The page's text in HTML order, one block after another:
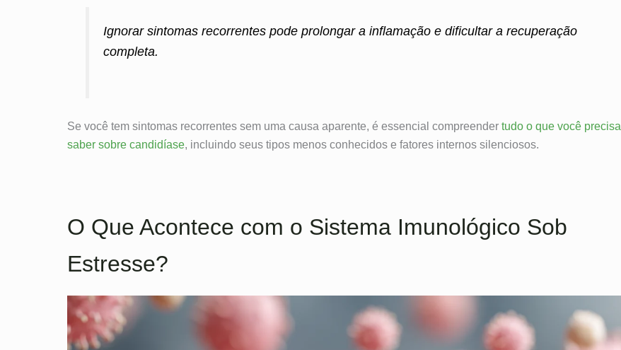
Ignorar sintomas recorrentes pode prolongar a inflamação e dificultar a recuperação
completa.
Se você tem sintomas recorrentes sem uma causa aparente, é essencial compreender tudo o que você precisa
saber sobre candidíase, incluindo seus tipos menos conhecidos e fatores internos silenciosos.
O Que Acontece com o Sistema Imunológico Sob
Estresse?